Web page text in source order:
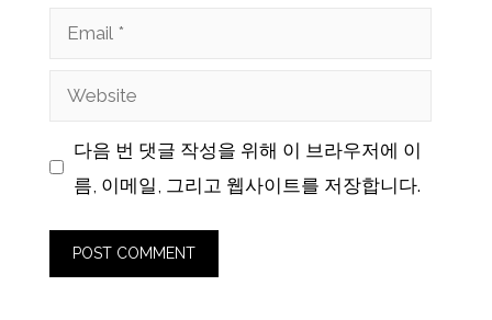
Email
Website
다음 번 댓글 작성을 위해 이 브라우저에 이
름, 이메일, 그리고 웹사이트를 저장합니다.